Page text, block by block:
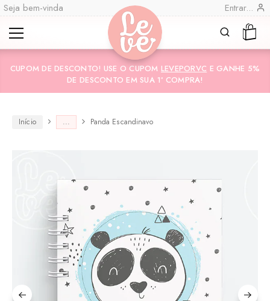
Seja bem-vinda Entrar...
Leve
"por
você"
Lembranças
Especiais
Variedades
Encadernadas
CUPOM DE DESCONTO! USE O CUPOM LEVEPORVC E GANHE 5%
DE DESCONTO EM SUA 1ª COMPRA!
Início ... Panda Escandinavo